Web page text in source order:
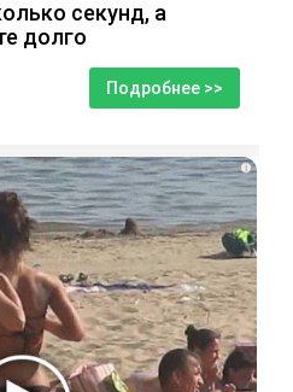
секунд, а
долго
Подробнее >>
i